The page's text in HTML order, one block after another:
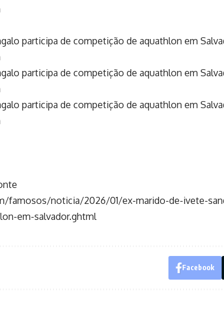
participa de competição de aquathlon em
participa de competição de aquathlon em
participa de competição de aquathlon em
famosos/noticia/2026/01/ex-marido-de-ivete-
em-salvador.ghtml
Facebook